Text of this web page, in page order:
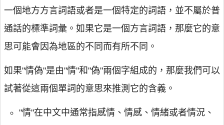
一個地方方言詞語或者是一個特定的詞語，並不屬於普
通話的標準詞彙。如果它是一個方言詞語，那麼它的意
思可能會因為地區的不同而有所不同。
如果"情偽"是由"情"和"偽"兩個字組成的，那麼我們可以
試著從這兩個單詞的意思來推測它的含義。
"情"在中文中通常指感情、情感、情緒或者情況、